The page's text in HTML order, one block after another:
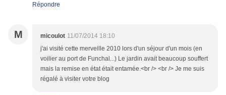
Répondre
M micoulot 11/07/2014 18:10
j'ai visité cette merveille 2010 lors d'un séjour d'un mois (en
voilier au port de Funchal...) Le jardin avait beaucoup souffert
mais la remise en état était entamée.<br /> <br /> Je me suis
régalé à visiter votre blog